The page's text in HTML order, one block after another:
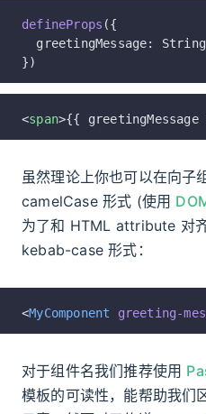
defineProps ({
  greetingMessage: String
})
<span>{{
虽然理论上你也可以在向子
camelCase 形式 (使用
为了和 HTML attribute 对
kebab-case 形式：
<MyComponent greeting-
对于组件名我们推荐使用
模板的可读性，能帮助我们